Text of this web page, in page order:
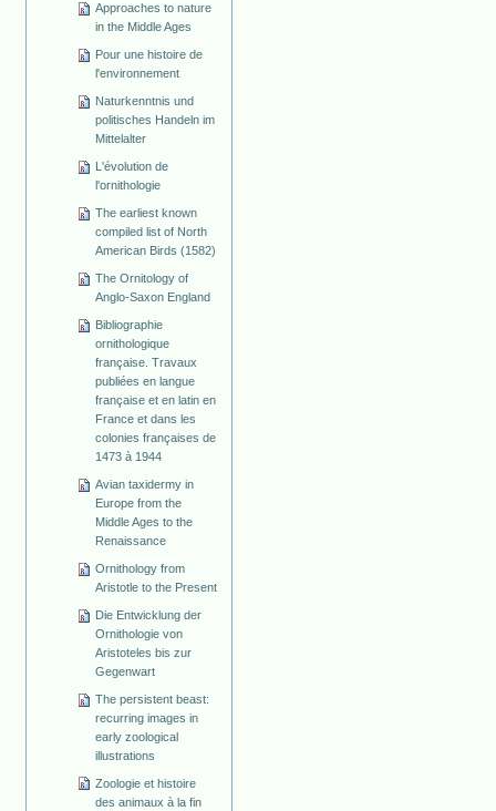
Approaches to nature
in the Middle Ages
Pour une histoire de
l'environnement
Naturkenntnis und
politisches Handeln im
Mittelalter
L'évolution de
l'ornithologie
The earliest known
compiled list of North
American Birds (1582)
The Ornitology of
Anglo-Saxon England
Bibliographie
ornithologique
française. Travaux
publiées en langue
française et en latin en
France et dans les
colonies françaises de
1473 à 1944
Avian taxidermy in
Europe from the
Middle Ages to the
Renaissance
Ornithology from
Aristotle to the Present
Die Entwicklung der
Ornithologie von
Aristoteles bis zur
Gegenwart
The persistent beast:
recurring images in
early zoological
illustrations
Zoologie et histoire
des animaux à la fin